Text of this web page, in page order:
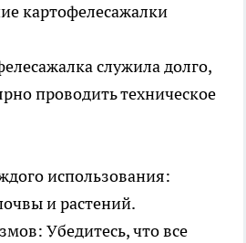
картофелесажалки
служила долго,
проводить техническое
использования:
и растений.
Убедитесь, что все